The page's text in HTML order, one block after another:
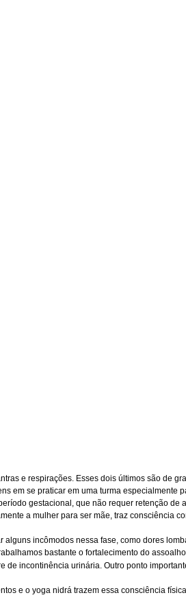
e respirações. Esses dois últimos são de
em se praticar em uma turma
gestacional, que não requer retenção de
a mulher para ser mãe, traz consciência
incômodos nessa fase, como dores
bastante o fortalecimento do
incontinência urinária. Outro ponto
e o yoga nidrá trazem essa consciência